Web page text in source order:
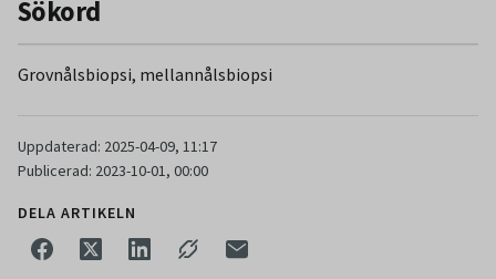
Sökord
Grovnålsbiopsi, mellannålsbiopsi
Uppdaterad: 2025-04-09, 11:17
Publicerad: 2023-10-01, 00:00
DELA ARTIKELN